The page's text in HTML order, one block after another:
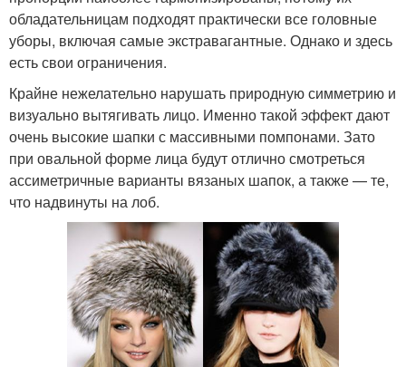
обладательницам подходят практически все головные
уборы, включая самые экстравагантные. Однако и здесь
есть свои ограничения.
Крайне нежелательно нарушать природную симметрию и
визуально вытягивать лицо. Именно такой эффект дают
очень высокие шапки с массивными помпонами. Зато
при овальной форме лица будут отлично смотреться
ассиметричные варианты вязаных шапок, а также — те,
что надвинуты на лоб.